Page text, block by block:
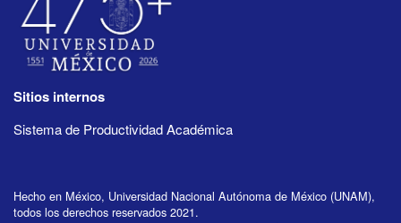
Sitios internos
Sistema de Productividad Académica
Hecho en México, Universidad Nacional Autónoma de México (UNAM),
todos los derechos reservados 2021.